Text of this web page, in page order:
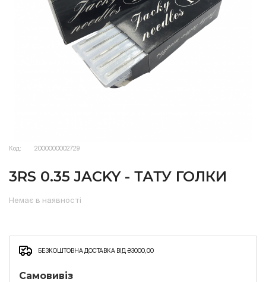
Код: 2000000002729
3RS 0.35 JACKY - ТАТУ ГОЛКИ
Немає в наявності
БЕЗКОШТОВНА ДОСТАВКА ВІД ₴3000,00
Самовивіз